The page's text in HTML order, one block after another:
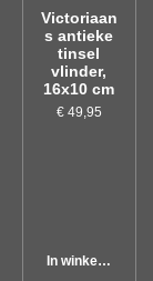
Victoriaan
s antieke
tinsel
vlinder,
16x10 cm
€ 49,95
In winkelwagen